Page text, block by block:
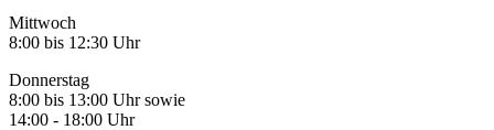
Mittwoch
8:00 bis 12:30 Uhr
Donnerstag
8:00 bis 13:00 Uhr sowie
14:00 - 18:00 Uhr